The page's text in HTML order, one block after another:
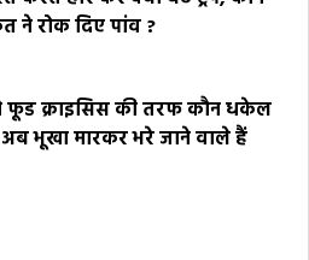
ने रोक दिए पांव ?
फूड क्राइसिस की तरफ कौन धकेल
अब भूखा मारकर भरे जाने वाले हैं